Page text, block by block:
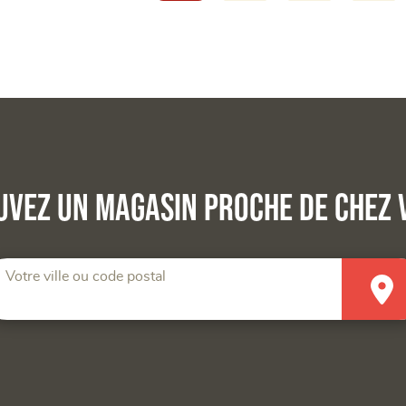
un magasin proche de chez
Votre ville ou code postal